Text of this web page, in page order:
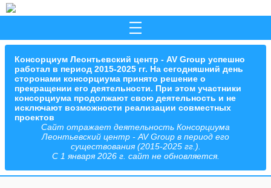
Консорциум Леонтьевский центр - AV Group успешно
работал в период 2015-2025 гг. На сегодняшний день
сторонами консорциума принято решение о
прекращении его деятельности. При этом участники
консорциума продолжают свою деятельность и не
исключают возможности реализации совместных
проектов
Сайт отражает деятельность Консорциума
Леонтьевский центр - AV Group в период его
существования (2015-2025 гг.).
С 1 января 2026 г. сайт не обновляется.